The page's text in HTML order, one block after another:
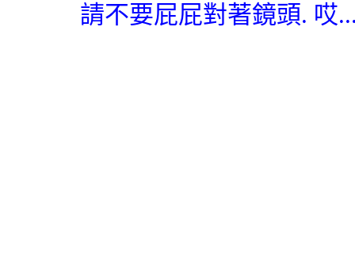
請不要屁屁對著鏡頭. 哎